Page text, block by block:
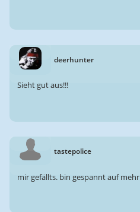
deerhunter
Sieht gut aus!!!
tastepolice
mir gefällts. bin gespannt auf mehr